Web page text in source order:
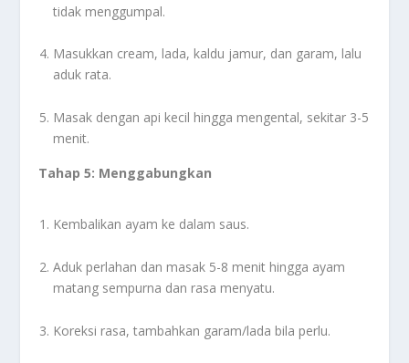
tidak menggumpal.
Masukkan cream, lada, kaldu jamur, dan garam, lalu
aduk rata.
Masak dengan api kecil hingga mengental, sekitar 3-5
menit.
Tahap 5: Menggabungkan
Kembalikan ayam ke dalam saus.
Aduk perlahan dan masak 5-8 menit hingga ayam
matang sempurna dan rasa menyatu.
Koreksi rasa, tambahkan garam/lada bila perlu.